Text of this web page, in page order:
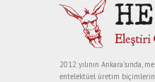
2012 yılının Ankara’sında,
entelektüel üretim